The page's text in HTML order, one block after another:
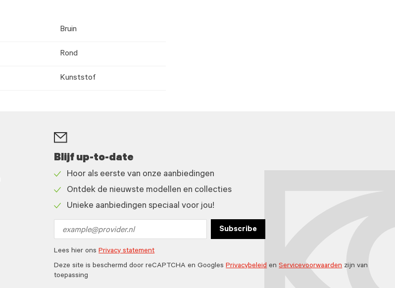
Bruin
Rond
Kunststof
Blijf up-to-date
icon
Hoor als eerste van onze aanbiedingen
icon
Ontdek de nieuwste modellen en collecties
Unieke aanbiedingen speciaal voor jou!
address
Subscribe
Lees hier onsPrivacy statement
Deze site is beschermd door reCAPTCHA en GooglesPrivacybeleidenServicevoorwaardenzijn van
toepassing